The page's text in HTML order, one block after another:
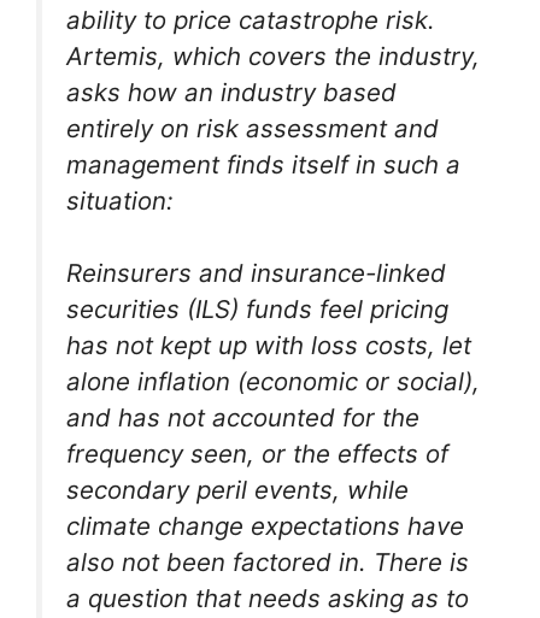
ability to price catastrophe risk.
Artemis, which covers the industry,
asks how an industry based
entirely on risk assessment and
management finds itself in such a
situation:
Reinsurers and insurance-linked
securities (ILS) funds feel pricing
has not kept up with loss costs, let
alone inflation (economic or social),
and has not accounted for the
frequency seen, or the effects of
secondary peril events, while
climate change expectations have
also not been factored in. There is
a question that needs asking as to